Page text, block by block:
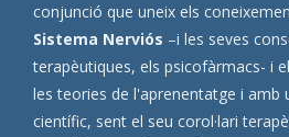
conjunció que uneix els
Sistema Nerviós –i les seves
terapèutiques, els psicofàrmacs- i
les teories de l'aprenentatge i amb
científic, sent el seu corol·lari